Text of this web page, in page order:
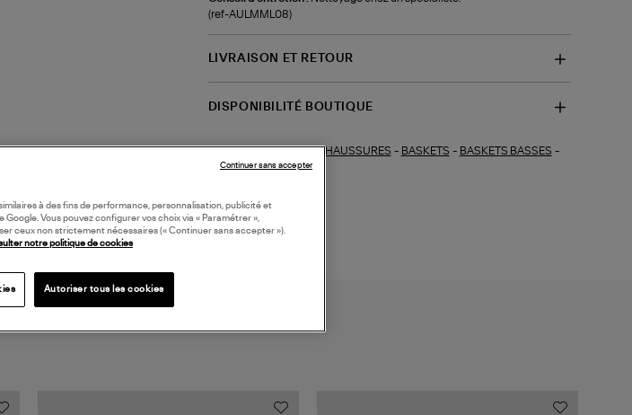
(ref-AULMML08)
LIVRAISON ET RETOUR
DISPONIBILITÉ BOUTIQUE
CHAUSSURES - BASKETS - BASKETS BASSES -
BASKETS BLANCHES
à des fins de performance, personnalisation, publicité et
Vous pouvez configurer vos choix via « Paramétrer »,
ceux non strictement nécessaires (« Continuer sans accepter »).
notre politique de cookies
Autoriser tous les cookies
Continuer sans accepter